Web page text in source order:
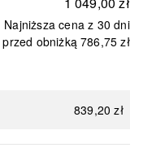
Najniższa cena z 30 dni
przed obniżką 786,75 zł
839,20 zł